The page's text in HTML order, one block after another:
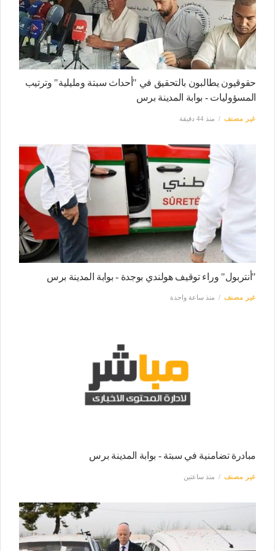
حقوقيون يطالبون بالتحقيق في "أحداث سبتة ومليلية" وترتيب
المسؤوليات - بوابة المدينة برس
غير مصنف منذ 44 دقيقة
"أنتربول" وراء توقيف هولندي بوجدة - بوابة المدينة برس
غير مصنف منذ ساعة واحدة
مبادرة تضامنية في سبتة - بوابة المدينة برس
غير مصنف منذ ساعتين